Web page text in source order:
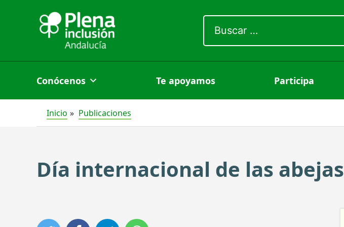
por:
Conócenos Te apoyamos Participa
Inicio Publicaciones
Día internacional de las abejas